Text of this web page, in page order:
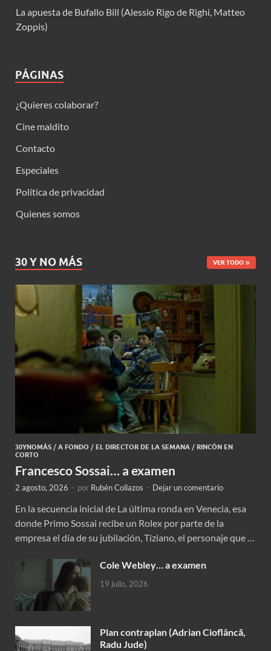
La apuesta de Bufallo Bill (Alessio Rigo de Righi, Matteo
Zoppis)
PÁGINAS
¿Quieres colaborar?
Cine maldito
Contacto
Especiales
Política de privacidad
Quienes somos
30 Y NO MÁS VER TODO
30YNOMÁS / A FONDO / EL DIRECTOR DE LA SEMANA / RINCÓN EN
CORTO
Francesco Sossai… a examen
2 agosto, 2026 - por Rubén Collazos - Dejar un comentario
En la secuencia inicial de La última ronda en Venecia, esa
donde Primo Sossai recibe un Rolex por parte de la
empresa el día de su jubilación, Tiziano, el personaje que …
Cole Webley… a examen
19 julio, 2026
Plan contraplan (Adrian Cioflâncã,
Radu Jude)